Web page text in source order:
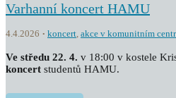
Varhanní koncert HAMU
4.4.2026 koncert, akce v komunitním
Ve středu 22. 4. v 18:00 v kostele
koncert studentů HAMU.